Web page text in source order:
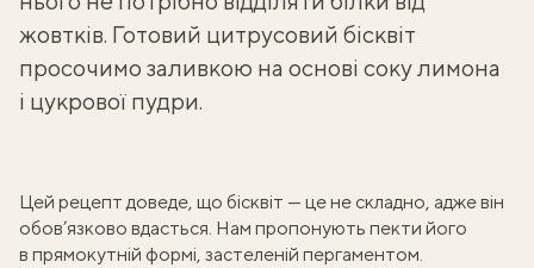
жовтків. Готовий цитрусовий бісквіт
просочимо заливкою на основі соку лимона
і цукрової пудри.
Цей рецепт доведе, що бісквіт — це не складно, адже він
обов’язково вдасться. Нам пропонують пекти його
в прямокутній формі, застеленій пергаментом.